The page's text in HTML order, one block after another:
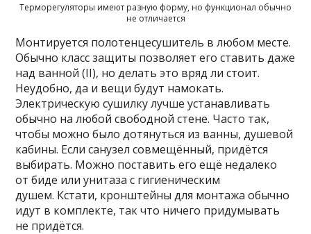
Терморегуляторы имеют разную форму, но функционал обычно
не отличается
Монтируется полотенцесушитель в любом месте.
Обычно класс защиты позволяет его ставить даже
над ванной (II), но делать это вряд ли стоит.
Неудобно, да и вещи будут намокать.
Электрическую сушилку лучше устанавливать
обычно на любой свободной стене. Часто так,
чтобы можно было дотянуться из ванны, душевой
кабины. Если санузел совмещённый, придётся
выбирать. Можно поставить его ещё недалеко
от биде или унитаза с гигиеническим
душем. Кстати, кронштейны для монтажа обычно
идут в комплекте, так что ничего придумывать
не придётся.